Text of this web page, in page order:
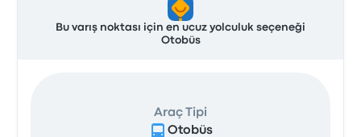
Bu varış noktası için en ucuz yolculuk seçeneği
Otobüs
Araç Tipi
Otobüs